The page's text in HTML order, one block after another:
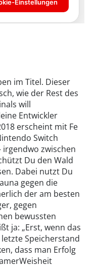
im Titel. Dieser
wie der Rest des
will
Entwickler
erscheint mit Fe
Switch
irgendwo zwischen
Du den Wald
Dabei nutzt Du
gegen die
der am besten
gegen
bewussten
ja: „Erst, wenn das
Speicherstand
dass man Erfolg